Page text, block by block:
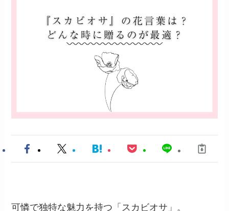
可憐で独特な魅力を持つ「スカビオサ」。